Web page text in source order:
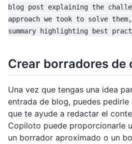
blog post explaining the
approach we took to solve
summary highlighting best
Crear borradores de
Una vez que tengas una idea
entrada de blog, puedes
que te ayude a redactar el
Copiloto puede proporcionarle
un borrador aproximado o un